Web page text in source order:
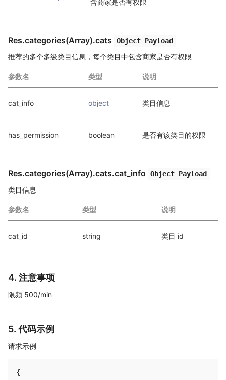
Res.categories(Array).cats Object Payload
推荐的多个多级类目信息，每个类目中包含商家是否有权限
参数名 类型 说明
cat_info object 类目信息
has_permission boolean 是否有该类目的权限
Res.categories(Array).cats.cat_info Object Payload
类目信息
参数名 类型 说明
cat_id string 类目 id
4. 注意事项
限频 500/min
5. 代码示例
请求示例
{